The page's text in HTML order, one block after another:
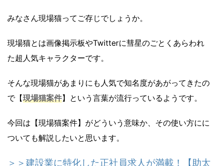
みなさん現場猫ってご存じでしょうか。
現場猫とは画像掲示板やTwitterに彗星のごとくあらわれ
た超人気キャラクターです。
そんな現場猫があまりにも人気で知名度があがってきたの
で【現場猫案件】という言葉が流行っているようです。
今回は【現場猫案件】がどういう意味か、その使い方にに
ついても解説したいと思います。
＞＞建設業に特化した正社員求人が満載！【助太